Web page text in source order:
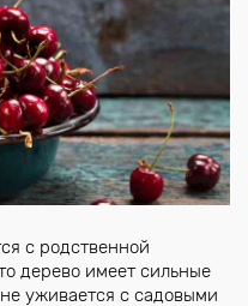
с родственной
дерево имеет сильные
уживается с садовыми